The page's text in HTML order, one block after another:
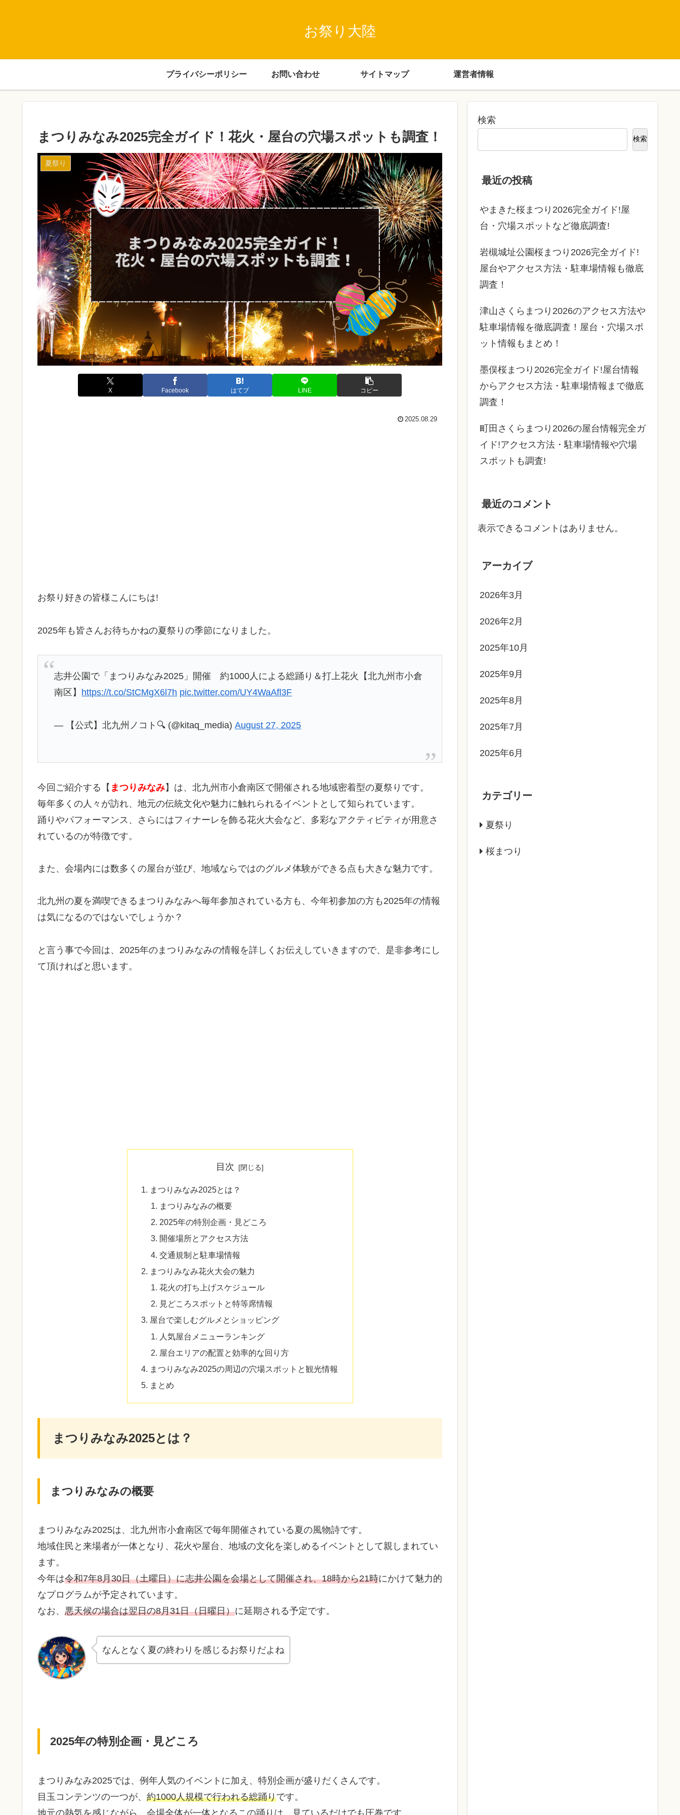
お祭り大陸
プライバシーポリシー お問い合わせ サイトマップ 運営者情報
まつりみなみ2025完全ガイド！花火・屋台の穴場スポットも調査！
夏祭り
X Facebook はてブ LINE コピー
2025.08.29
お祭り好きの皆様こんにちは!
2025年も皆さんお待ちかねの夏祭りの季節になりました。
志井公園で「まつりみなみ2025」開催 約1000人による総踊り＆打上花火【北九州市小倉
南区】 https://t.co/StCMgX6l7h pic.twitter.com/UY4WaAfl3F
— 【公式】北九州ノコト🔍 (@kitaq_media)August 27, 2025
今回ご紹介する【 まつりみなみ】は、北九州市小倉南区で開催される地域密着型の夏祭りです。
毎年多くの人々が訪れ、地元の伝統文化や魅力に触れられるイベントとして知られています。
踊りやパフォーマンス、さらにはフィナーレを飾る花火大会など、多彩なアクティビティが用意さ
れているのが特徴です。
また、会場内には数多くの屋台が並び、地域ならではのグルメ体験ができる点も大きな魅力です。
北九州の夏を満喫できるまつりみなみへ毎年参加されている方も、今年初参加の方も2025年の情報
は気になるのではないでしょうか？
と言う事で今回は、2025年のまつりみなみの情報を詳しくお伝えしていきますので、是非参考にし
て頂ければと思います。
目次
まつりみなみ2025とは？
まつりみなみの概要
2025年の特別企画・見どころ
開催場所とアクセス方法
交通規制と駐車場情報
まつりみなみ花火大会の魅力
花火の打ち上げスケジュール
見どころスポットと特等席情報
屋台で楽しむグルメとショッピング
人気屋台メニューランキング
屋台エリアの配置と効率的な回り方
まつりみなみ2025の周辺の穴場スポットと観光情報
まとめ
まつりみなみ2025とは？
まつりみなみの概要
まつりみなみ2025は、北九州市小倉南区で毎年開催されている夏の風物詩です。
地域住民と来場者が一体となり、花火や屋台、地域の文化を楽しめるイベントとして親しまれてい
ます。
今年は令和7年8月30日（土曜日）に志井公園を会場として開催され、18時から21時にかけて魅力的
なプログラムが予定されています。
なお、 悪天候の場合は翌日の8月31日（日曜日）に延期される予定です。
なんとなく夏の終わりを感じるお祭りだよね
2025年の特別企画・見どころ
まつりみなみ2025では、例年人気のイベントに加え、特別企画が盛りだくさんです。
目玉コンテンツの一つが、 約1000人規模で行われる総踊りです。
地元の熱気を感じながら、会場全体が一体となるこの踊りは、見ているだけでも圧巻です。
検索
検索
最近の投稿
やまきた桜まつり2026完全ガイド!屋
台・穴場スポットなど徹底調査!
岩槻城址公園桜まつり2026完全ガイド!
屋台やアクセス方法・駐車場情報も徹底
調査！
津山さくらまつり2026のアクセス方法や
駐車場情報を徹底調査！屋台・穴場スポ
ット情報もまとめ！
墨俣桜まつり2026完全ガイド!屋台情報
からアクセス方法・駐車場情報まで徹底
調査！
町田さくらまつり2026の屋台情報完全ガ
イド!アクセス方法・駐車場情報や穴場
スポットも調査!
最近のコメント
表示できるコメントはありません。
アーカイブ
2026年3月
2026年2月
2025年10月
2025年9月
2025年8月
2025年7月
2025年6月
カテゴリー
夏祭り
桜まつり